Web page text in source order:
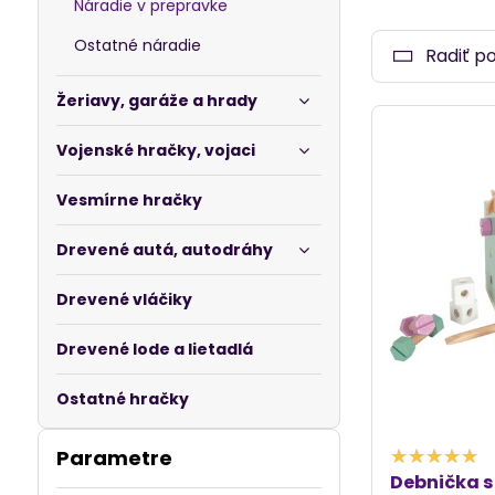
deťomRadiť
Debnička
Parametre
Náradie v prepravke
Ostatné náradie
Žeriavy, garáže a hrady
Vojenské hračky, vojaci
Vesmírne hračky
Drevené autá, autodráhy
Drevené vláčiky
Drevené lode a lietadlá
Ostatné hračky